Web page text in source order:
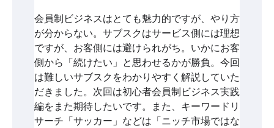
会員制ビジネスはとても魅力的ですが、やり方
が分からない。サブスクはサービス側には理想
ですが、お客側には避けられがち。いかにお客
側から「続けたい」と思わせるかが勝負。今回
は難しいサブスクをわかりやすく解説していた
だきました。次回は初心者会員制ビジネス実践
編をまた期待したいです。また、キーワードリ
サーチ「サッカー」などは「ニッチ市場ではな